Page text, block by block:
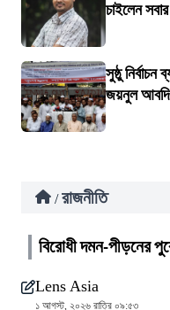
চাইলেন
সুষ্ঠু
জয়নুল
/ রাজনীতি
বিরোধী দমন-পীড়নের
Lens Asia
১ আগস্ট, ২০২৬ রাত্রি ০৯:৫৩